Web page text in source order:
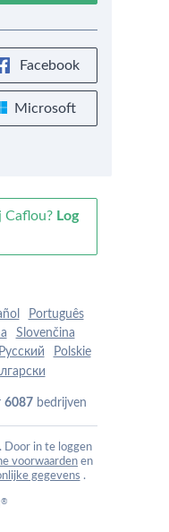
Facebook
Microsoft
Caflou? Log
Português
Slovenčina
Pусский
Polskie
6087 bedrijven
Door in te loggen
voorwaarden en
gegevens .
®